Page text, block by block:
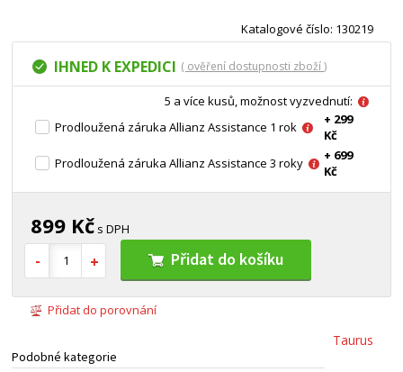
Katalogové číslo: 130219
IHNED K EXPEDICI ( ověření dostupnosti zboží )
5 a více kusů, možnost vyzvednutí:
Prodloužená záruka Allianz Assistance 1 rok
+ 299
Kč
Prodloužená záruka Allianz Assistance 3 roky
+ 699
Kč
899 Kč s DPH
Přidat do košíku
Přidat do porovnání
Podobné kategorie
Taurus